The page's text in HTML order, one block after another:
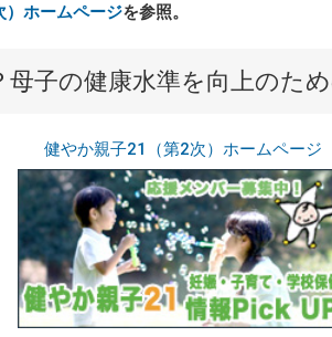
ホームページを参照。
母子の健康水準を向上のた
健やか親子21（第2次）ホームページ